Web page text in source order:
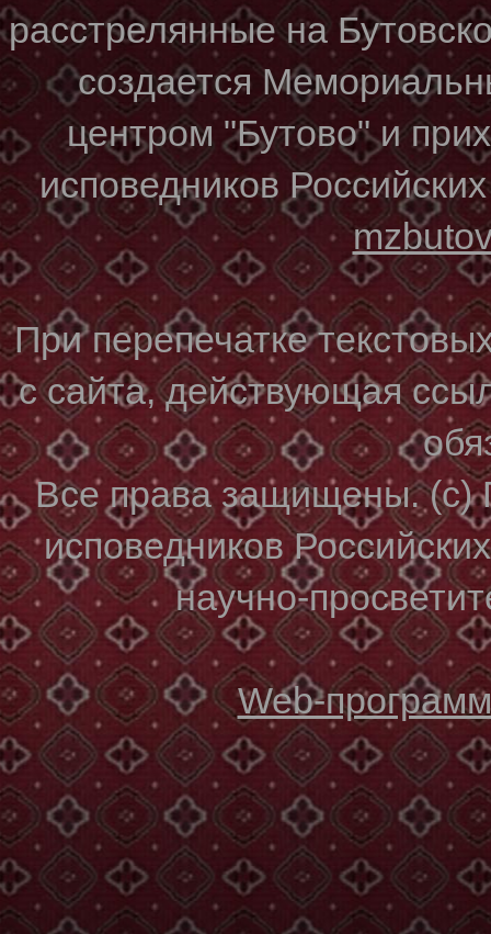
расстрелянные на
создается
центром "Бутово" и
исповедников
При перепечатке
с сайта, действующая
Все права защищены. (с)
исповедников
научно-
Web-